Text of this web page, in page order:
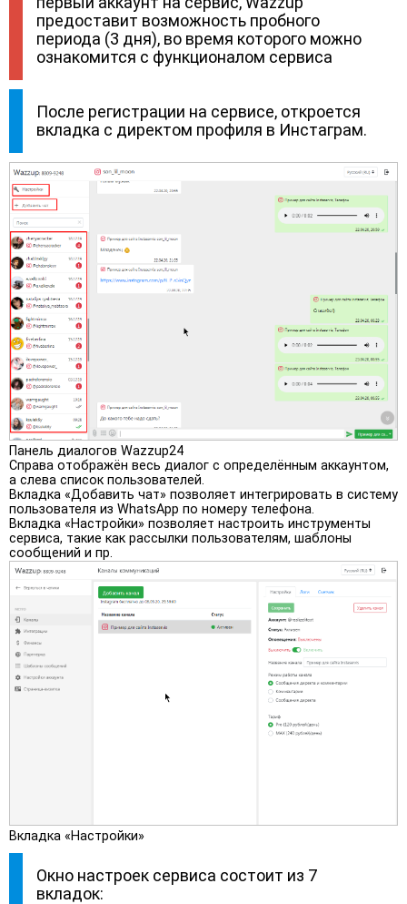
предоставит возможность пробного
периода (3 дня), во время которого можно
ознакомится с функционалом сервиса
После регистрации на сервисе, откроется
вкладка с директом профиля в Инстаграм.
Панель диалогов Wazzup24
Справа отображён весь диалог с определённым аккаунтом,
а слева список пользователей.
Вкладка «Добавить чат» позволяет интегрировать в систему
пользователя из WhatsApp по номеру телефона.
Вкладка «Настройки» позволяет настроить инструменты
сервиса, такие как рассылки пользователям, шаблоны
сообщений и пр.
Вкладка «Настройки»
Окно настроек сервиса состоит из 7
вкладок: